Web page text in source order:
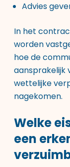
Advies
In het
worden
hoe de
aansprakelijk
wettelijke
nagekomen.
Welke
een